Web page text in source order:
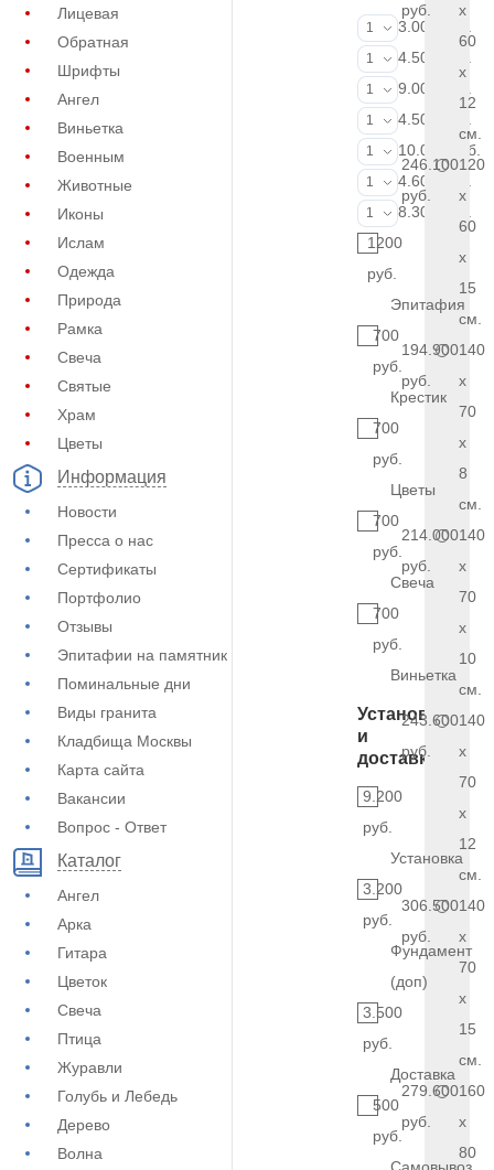
Лицевая
Обратная
Шрифты
Ангел
Виньетка
Военным
Животные
Иконы
Ислам
Одежда
Природа
Рамка
Свеча
Святые
Храм
Цветы
Информация
Новости
Пресса о нас
Сертификаты
Портфолио
Отзывы
Эпитафии на памятник
Поминальные дни
Виды гранита
Кладбища Москвы
Карта сайта
Вакансии
Вопрос - Ответ
Каталог
Ангел
Арка
Гитара
Цветок
Свеча
Птица
Журавли
Голубь и Лебедь
Дерево
Волна
ФИО и даты
1
3.000 руб.
ФИО и даты
1
4.500 руб.
ФИО и даты
1
9.000 руб.
Портрет
1
4.500 руб.
Портрет
1
10.000 руб.
Фотокерамика
1
4.600 руб.
Фото на
1
8.300 руб.
1200
руб.
Эпитафия
700
руб.
Крестик
700
руб.
Цветы
700
руб.
Свеча
700
руб.
Виньетка
Установка
и
доставка
9.200
руб.
Установка
3.200
руб.
Фундамент
(доп)
3.500
руб.
Доставка
500
руб.
руб.
x
60
x
12
см.
246.100
руб.
120
x
60
x
15
см.
194.900
руб.
140
x
70
x
8
см.
214.000
руб.
140
x
70
x
10
см.
243.600
руб.
140
x
70
x
12
см.
306.500
руб.
140
x
70
x
15
см.
279.600
руб.
160
x
80